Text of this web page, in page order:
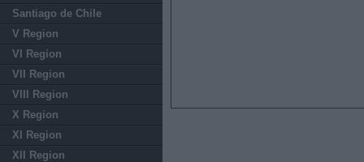
Santiago de Chile
V Region
VI Region
VII Region
VIII Region
X Region
XI Region
XII Region